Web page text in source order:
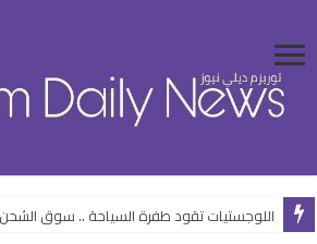
اللوجستيات تقود طفرة السياحة .. سوق الشحن المصري